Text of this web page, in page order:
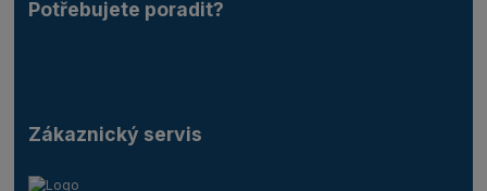
Potřebujete poradit?
Zákaznický servis